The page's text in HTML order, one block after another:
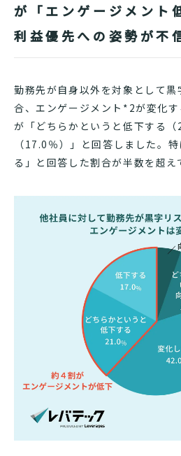
が「エンゲージメント
利益優先への姿勢が不
勤務先が自身以外を対象として
合、エンゲージメント*2が変化
が「どちらかというと低下する
（17.0％）」と回答しました。
る」と回答した割合が半数を超え